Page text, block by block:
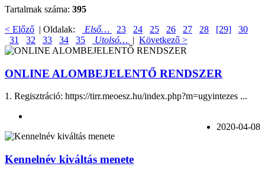
Tartalmak száma: 395
< Előző | Oldalak: Első… 23 24 25 26 27 28 [29]
30
31
32 33 34 35 Utolsó… | Következő >
ONLINE ALOMBEJELENTŐ RENDSZER
1. Regisztráció: https://tirr.meoesz.hu/index.php?m=ugyintezes ...
2020-04-08
Kennelnév kiváltás menete